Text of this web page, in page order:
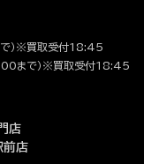
）※買取受付18:45
まで）※買取受付18:45
店
前店